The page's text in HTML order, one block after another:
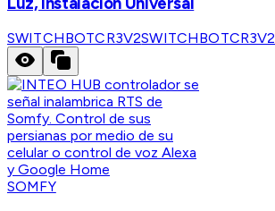
SWITCHBOTCR3V2SWITCHBOTCR3V2
SOMFY